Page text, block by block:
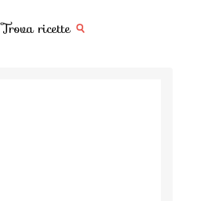
Trova ricette